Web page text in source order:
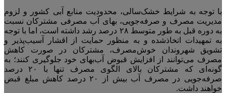
با توجه به شرایط خشک‌سالی، محدودیت منابع آبی کشور و لزوم
مدیریت مصرف و صرفه‌جویی، بهای آب مصرفی مشترکان نسبت
به دوره قبل به طور متوسط ۲۸ درصد رشد داشته است، اما با توجه
به تمهیدات اتخاذشده و به منظور حمایت از اقشار آسیب‌پذیر و
تشویق شهروندان خوش‌مصرف، مشترکان در صورت کاهش
مصرف می‌توانند از افزایش قبوض آب‌بهای خود جلوگیری کنند؛ به
گونه‌ای که مشترکان بالای الگوی مصرف تنها با ۲۰ درصد
صرفه‌جویی در مصرف آب بیش از ۲۰ درصد کاهش مبلغ قبض
خواهند داشت.